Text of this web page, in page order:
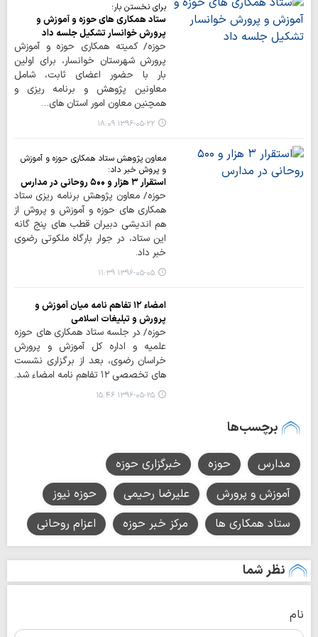
برای نخستن بار؛
ستاد همکاری های حوزه و آموزش و
پرورش خوانسار تشکیل جلسه داد
حوزه/ کمیته همکاری حوزه و آموزش
پرورش شهرستان خوانسار، برای اولین
بار با حضور اعضای ثابت، شامل
معاونین پژوهش و برنامه ریزی و
همچنین معاون امور استان های…
۱۳۹۶-۰۵-۲۲ ۱۸:۰۹
معاون پژوهش ستاد همکاری حوزه و آموزش
و پروش خبر داد:
استقرار ۳ هزار و ۵۰۰ روحانی در مدارس
حوزه/ معاون پژوهش برنامه ریزی ستاد
همکاری های حوزه و آموزش و پروش از
هم اندیشی دبیران قطب های پنج گانه
این ستاد، در جوار بارگاه ملکوتی رضوی
خبر داد.
۱۳۹۶-۰۵-۰۵ ۱۱:۳۹
امضاء ۱۲ تفاهم نامه میان آموزش و
پرورش و تبلیغات اسلامی
حوزه/ در جلسه ستاد همکاری های حوزه
علمیه و اداره کل آموزش و پرورش
خراسان رضوی، بعد از برگزاری نشست
های تخصصی ۱۲ تفاهم نامه امضاء شد.
۱۳۹۶-۰۵-۲۵ ۱۵:۴۶
برچسب‌ها
مدارس حوزه
خبرگزاری حوزه
آموزش و پرورش
علیرضا رحیمی
حوزه نیوز
ستاد همکاری ها
مرکز خبر حوزه اعزام روحانی
نظر شما
نام